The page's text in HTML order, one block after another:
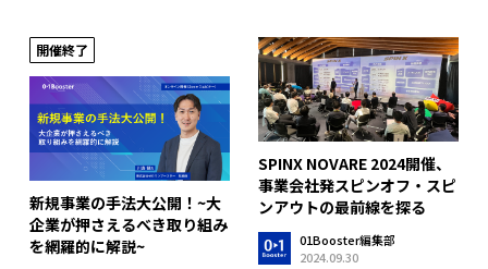
開催終了
新規事業の手法大公開！~大
企業が押さえるべき取り組み
を網羅的に解説~
SPINX NOVARE 2024開催、
事業会社発スピンオフ・スピ
ンアウトの最前線を探る
01Booster編集部
2024.09.30